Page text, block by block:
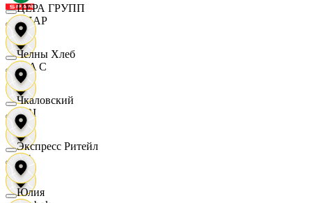
СПАР
M A C
OBI
RE
ЦЕРА ГРУПП
Челны Хлеб
Чкаловский
Экспресс Ритейл
Юлия